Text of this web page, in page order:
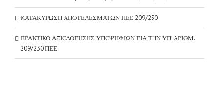
ΚΑΤΑΚΥΡΩΣΗ ΑΠΟΤΕΛΕΣΜΑΤΩΝ ΠΕΕ 209/230
ΠΡΑΚΤΙΚΟ ΑΞΙΟΛΟΓΗΣΗΣ ΥΠΟΨΗΦΙΩΝ ΓΙΑ ΤΗΝ ΥΠ’ ΑΡΙΘΜ.
209/230 ΠΕΕ